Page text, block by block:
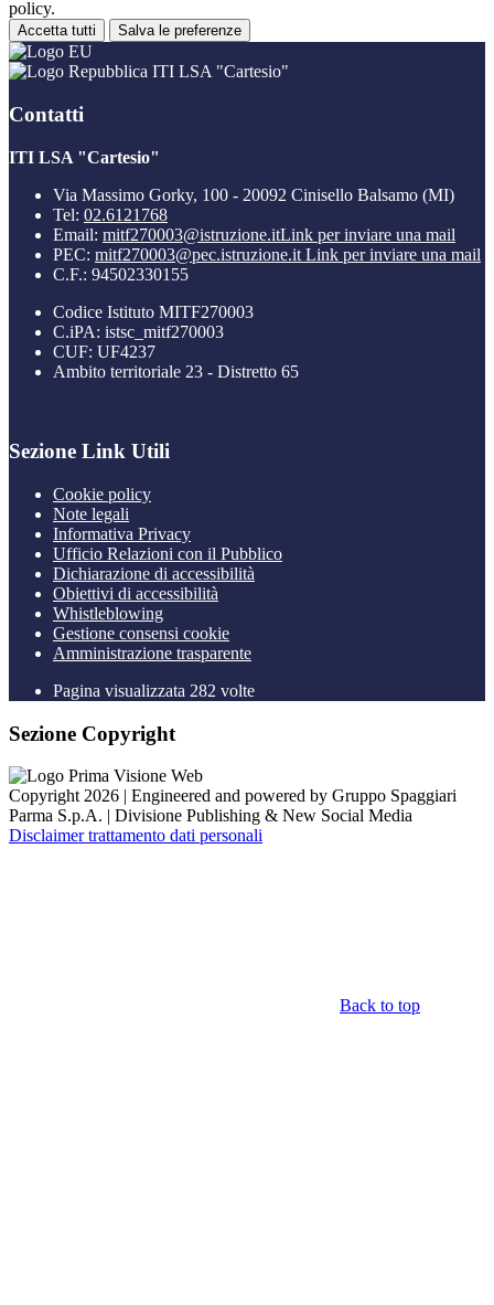
policy.
Accetta tutti Salva le preferenze
ITI LSA "Cartesio"
Contatti
ITI LSA "Cartesio"
Via Massimo Gorky, 100 - 20092 Cinisello Balsamo (MI)
Tel: 02.6121768
Email: mitf270003@istruzione.itLink per inviare una mail
PEC: mitf270003@pec.istruzione.it Link per inviare una mail
C.F.: 94502330155
Codice Istituto MITF270003
C.iPA: istsc_mitf270003
CUF: UF4237
Ambito territoriale 23 - Distretto 65
Sezione Link Utili
Cookie policy
Note legali
Informativa Privacy
Ufficio Relazioni con il Pubblico
Dichiarazione di accessibilità
Obiettivi di accessibilità
Whistleblowing
Gestione consensi cookie
Amministrazione trasparente
Pagina visualizzata 282 volte
Sezione Copyright
Copyright 2026 | Engineered and powered by Gruppo Spaggiari
Parma S.p.A. | Divisione Publishing & New Social Media
Disclaimer trattamento dati personali
Back to top